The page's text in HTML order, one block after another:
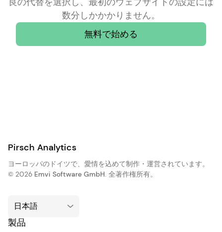
数分しかかかりません。
無料で始める
Pirsch Analytics
ヨーロッパのドイツで、愛情を込めて制作・運営されています。
© 2026 Emvi Software GmbH. 全著作権所有。
製品